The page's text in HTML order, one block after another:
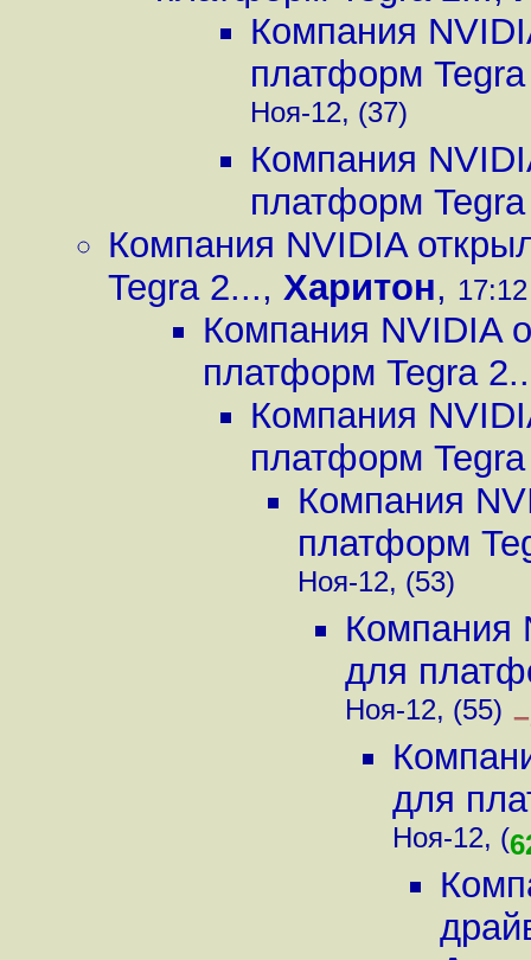
Компания
платформ
Ноя-12, (37)
Компания
платформ
Компания NVIDIA
Tegra 2..., Харитон,
Компания NVIDIA
платформ Tegra
Компания
платформ
Компания
платформ
Ноя-12, (53)
Компания
для
Ноя-12, (55)
для
Ноя-12, (